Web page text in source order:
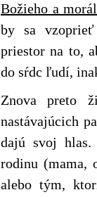
Božieho a
by sa
priestor na to,
do sŕdc ľudí,
Znovapreto
nastávajúcich
dajú svoj
rodinu (mama,
alebo tým,